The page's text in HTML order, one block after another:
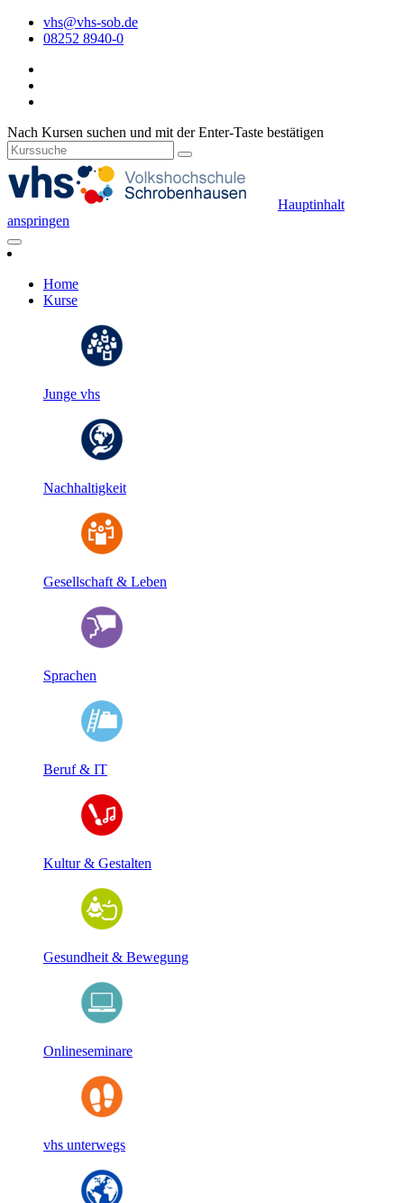
vhs@vhs-sob.de
08252 8940-0
Nach Kursen suchen und mit der Enter-Taste bestätigen
Hauptinhalt
anspringen
Home
Kurse
Junge vhs
Nachhaltigkeit
Gesellschaft & Leben
Sprachen
Beruf & IT
Kultur & Gestalten
Gesundheit & Bewegung
Onlineseminare
vhs unterwegs